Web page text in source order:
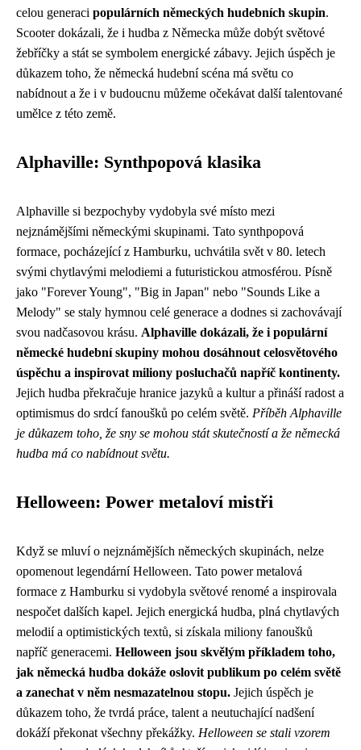
celou generaci populárních německých hudebních skupin.
Scooter dokázali, že i hudba z Německa může dobýt světové
žebříčky a stát se symbolem energické zábavy. Jejich úspěch je
důkazem toho, že německá hudební scéna má světu co
nabídnout a že i v budoucnu můžeme očekávat další talentované
umělce z této země.
Alphaville: Synthpopová klasika
Alphaville si bezpochyby vydobyla své místo mezi
nejznámějšími německými skupinami. Tato synthpopová
formace, pocházející z Hamburku, uchvátila svět v 80. letech
svými chytlavými melodiemi a futuristickou atmosférou. Písně
jako "Forever Young", "Big in Japan" nebo "Sounds Like a
Melody" se staly hymnou celé generace a dodnes si zachovávají
svou nadčasovou krásu. Alphaville dokázali, že i populární
německé hudební skupiny mohou dosáhnout celosvětového
úspěchu a inspirovat miliony posluchačů napříč kontinenty.
Jejich hudba překračuje hranice jazyků a kultur a přináší radost a
optimismus do srdcí fanoušků po celém světě. Příběh Alphaville
je důkazem toho, že sny se mohou stát skutečností a že německá
hudba má co nabídnout světu.
Helloween: Power metaloví mistři
Když se mluví o nejznámějších německých skupinách, nelze
opomenout legendární Helloween. Tato power metalová
formace z Hamburku si vydobyla světové renomé a inspirovala
nespočet dalších kapel. Jejich energická hudba, plná chytlavých
melodií a optimistických textů, si získala miliony fanoušků
napříč generacemi. Helloween jsou skvělým příkladem toho,
jak německá hudba dokáže oslovit publikum po celém světě
a zanechat v něm nesmazatelnou stopu. Jejich úspěch je
důkazem toho, že tvrdá práce, talent a neutuchající nadšení
dokáží překonat všechny překážky. Helloween se stali vzorem